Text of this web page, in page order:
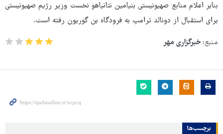
بنابر اعلام منابع صهیونیستی بنیامین نتانیاهو نخست وزیر رژیم صهیونیستی
برای استقبال از دونالد ترامپ به فرودگاه بن گوریون رفته است.
منبع: خبرگزاری مهر
برچسب‌ها